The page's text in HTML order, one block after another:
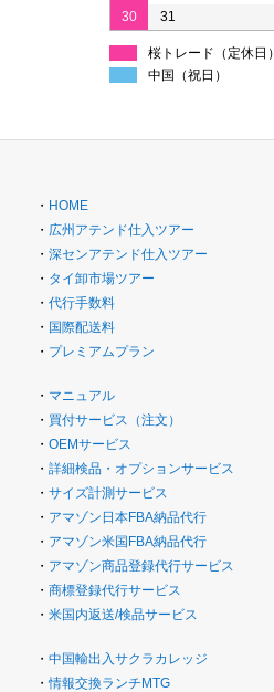
30
31
桜トレード（定休日）
中国（祝日）
・ HOME
・ 広州アテンド仕入ツアー
・ 深センアテンド仕入ツアー
・ タイ卸市場ツアー
・ 代行手数料
・ 国際配送料
・ プレミアムプラン
・ マニュアル
・ 買付サービス（注文）
・ OEMサービス
・ 詳細検品・オプションサービス
・ サイズ計測サービス
・ アマゾン日本FBA納品代行
・ アマゾン米国FBA納品代行
・ アマゾン商品登録代行サービス
・ 商標登録代行サービス
・ 米国内返送/検品サービス
・ 中国輸出入サクラカレッジ
・情報交換ランチMTG